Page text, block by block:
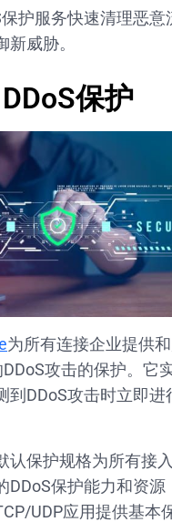
护服务快速清理恶意
威胁。
保护
为所有连接企业提供
攻击的保护。它
到DDoS攻击时立即进
认保护规格为所有接
DDoS保护能力和资源
UDP应用提供基本